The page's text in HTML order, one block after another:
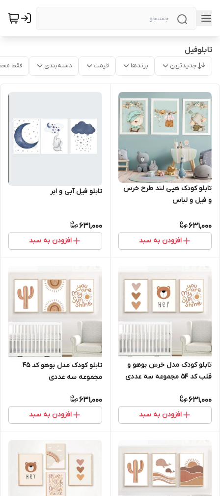
تابلوفیل
جدیدترین برندها قیمت دسته‌بندی فقط
تابلو کودک هپی لند طرح خرس
و فیل و لباس
631,000
افزودن به سبد
تابلو فیل آبی و ابر
631,000
افزودن به سبد
تابلو کودک مدل خرس بوهو و
قلب کد 54 مجموعه سه عددی
631,000
افزودن به سبد
تابلو کودک مدل بوهو کد 45
مجموعه سه عددی
631,000
افزودن به سبد